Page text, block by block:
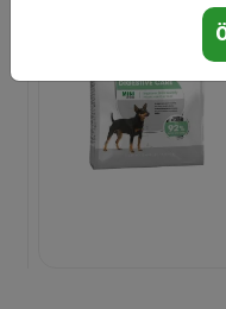
Sertés (90%), borsó
Analitikai összetevők:
Nyersfehérje 7%,
1%, nedvesség 80%.
Adalékanyagok
A-vitamin 2.760 NE, D3-
vitamin 40 mg, B1-